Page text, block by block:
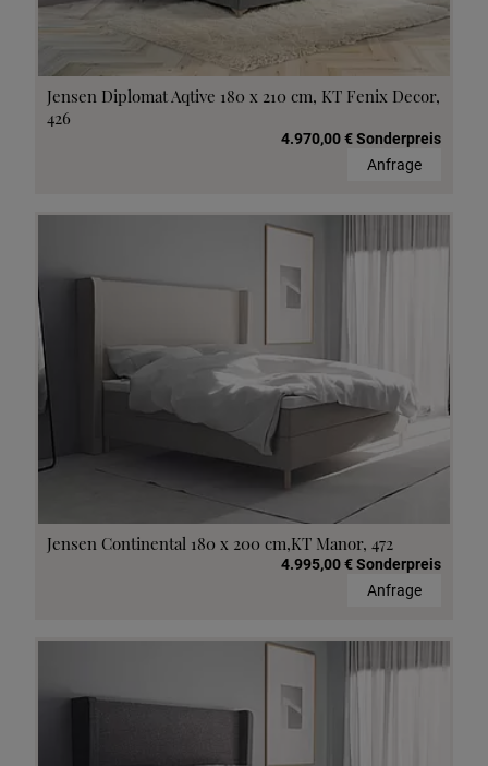
Jensen Diplomat Aqtive 180 x 210 cm, KT Fenix Decor,
426
4.970,00 € Sonderpreis
Anfrage
Jensen Continental 180 x 200 cm,KT Manor, 472
4.995,00 € Sonderpreis
Anfrage